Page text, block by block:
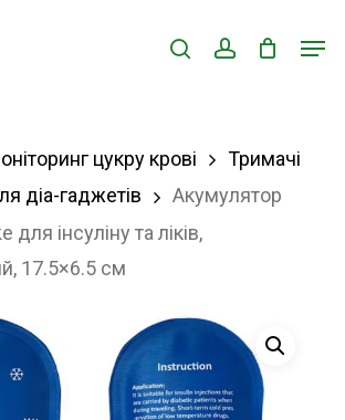
searchaccount
цукру крові
Тримачі
діа-гаджетів
Акумулятор
інсуліну та ліків,
17.5×6.5 см